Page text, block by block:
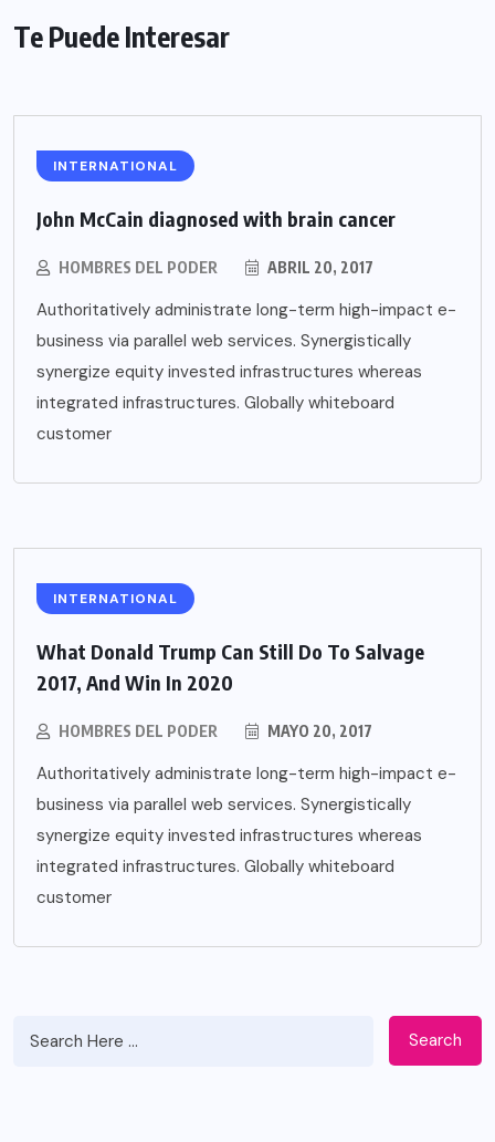
Te Puede Interesar
INTERNATIONAL
John McCain diagnosed with brain cancer
HOMBRES DEL PODER ABRIL 20, 2017
Authoritatively administrate long-term high-impact e-
business via parallel web services. Synergistically
synergize equity invested infrastructures whereas
integrated infrastructures. Globally whiteboard
customer
INTERNATIONAL
What Donald Trump Can Still Do To Salvage
2017, And Win In 2020
HOMBRES DEL PODER MAYO 20, 2017
Authoritatively administrate long-term high-impact e-
business via parallel web services. Synergistically
synergize equity invested infrastructures whereas
integrated infrastructures. Globally whiteboard
customer
Search